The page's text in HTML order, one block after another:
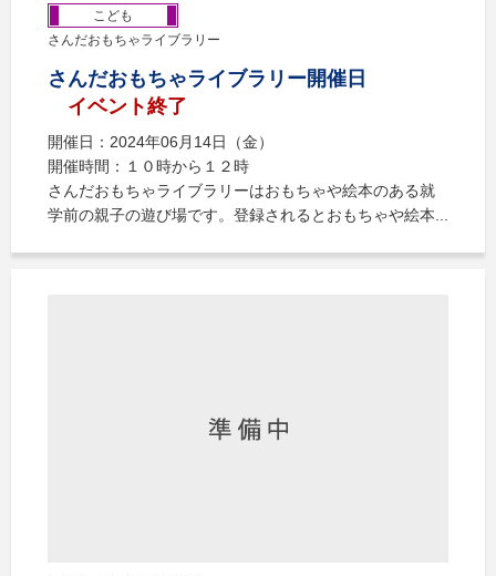
こども
さんだおもちゃライブラリー
さんだおもちゃライブラリー開催日
イベント終了
開催日：2024年06月14日（金）
開催時間：１０時から１２時
さんだおもちゃライブラリーはおもちゃや絵本のある就
学前の親子の遊び場です。登録されるとおもちゃや絵本...